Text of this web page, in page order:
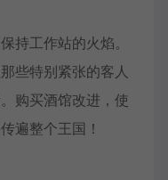
持工作站的火焰。
些特别紧张的客人
购买酒馆改进，使
遍整个王国！